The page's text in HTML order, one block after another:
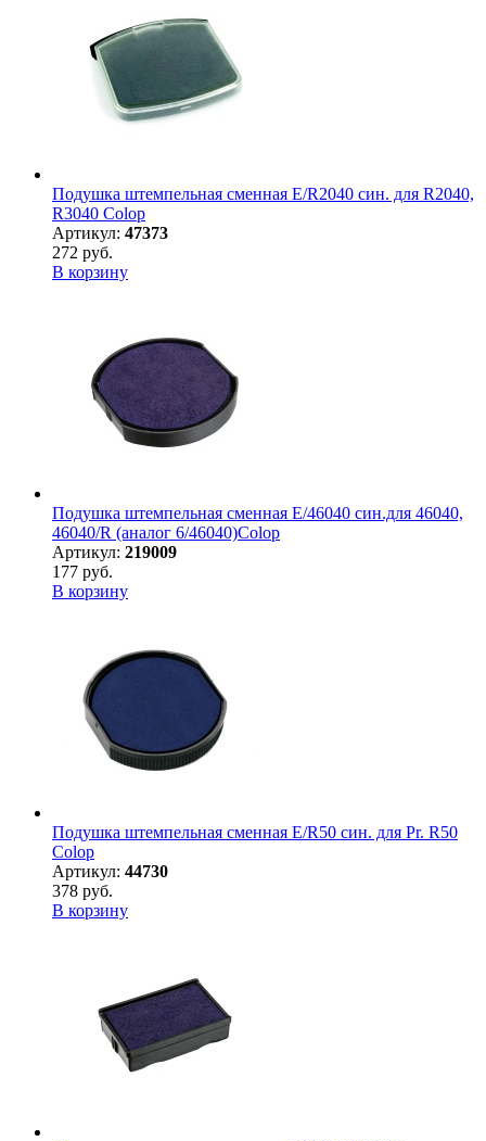
Подушка штемпельная сменная E/R2040 син. для R2040,
R3040 Colop
Артикул: 47373
272 руб.
В корзину
Подушка штемпельная сменная E/46040 син.для 46040,
46040/R (аналог 6/46040)Colop
Артикул: 219009
177 руб.
В корзину
Подушка штемпельная сменная E/R50 син. для Pr. R50
Colop
Артикул: 44730
378 руб.
В корзину